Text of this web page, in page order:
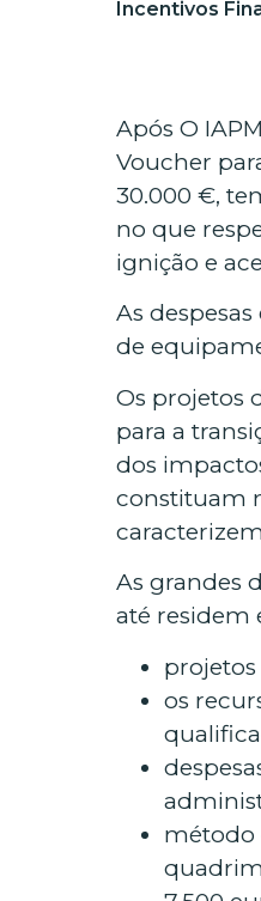
Incentivos
Após O
Voucher
30.000 €,
no que
ignição e
As
de
Os projetos
para a
dos
constituam
As grandes
até residem
os
método